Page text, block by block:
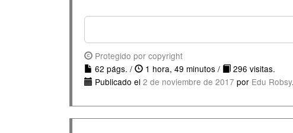
Protegido por copyright
62 págs. /
1 hora, 49 minutos /
296 visitas.
Publicado el 2 de noviembre de 2017 por Edu Robsy.